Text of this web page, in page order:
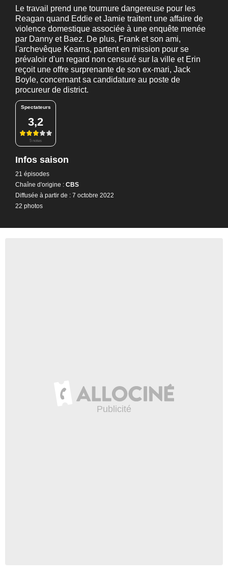
Le travail prend une tournure dangereuse pour les
Reagan quand Eddie et Jamie traitent une affaire de
violence domestique associée à une enquête menée
par Danny et Baez. De plus, Frank et son ami,
l'archevêque Kearns, partent en mission pour se
prévaloir d'un regard non censuré sur la ville et Erin
reçoit une offre surprenante de son ex-mari, Jack
Boyle, concernant sa candidature au poste de
procureur de district.
Spectateurs
3,2
5 notes
Infos saison
21 épisodes
Chaîne d'origine : CBS
Diffusée à partir de : 7 octobre 2022
22 photos